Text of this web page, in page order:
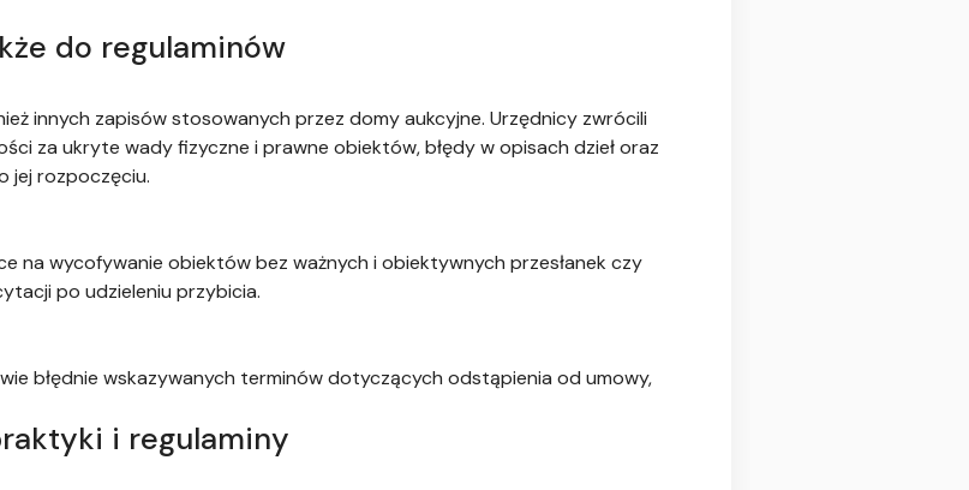
do regulaminów
innych zapisów stosowanych przez domy aukcyjne. Urzędnicy zwrócili
za ukryte wady fizyczne i prawne obiektów, błędy w opisach dzieł oraz
jej rozpoczęciu.
na wycofywanie obiektów bez ważnych i obiektywnych przesłanek czy
po udzieleniu przybicia.
błędnie wskazywanych terminów dotyczących odstąpienia od umowy,
i regulaminy